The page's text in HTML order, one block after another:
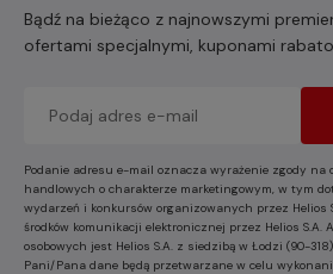
Bądź na bieżąco z najnowszymi
ofertami specjalnymi, kuponami
Podanie adresu e-mail oznacza wyrażenie zgody
handlowych o charakterze marketingowym, w tym
wydarzeń i konkursów organizowanych przez Helios
środków komunikacji elektronicznej przez Helios
osobowych jest Helios S.A. z siedzibą w Łodzi (90-
Pani/Pana dane będą przetwarzane w celu